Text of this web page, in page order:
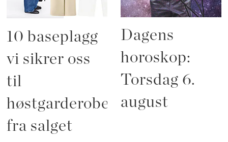
10 baseplagg
vi sikrer oss
til
høstgarderoben
fra salget
Dagens
horoskop:
Torsdag 6.
august